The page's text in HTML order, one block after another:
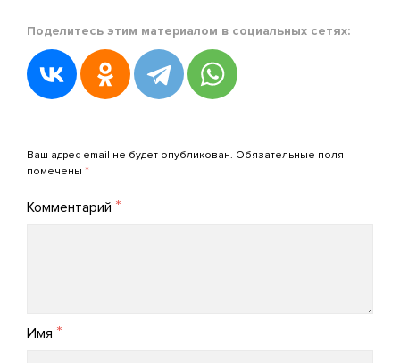
in
Новости
АРПО
Posted
by
Поделитесь этим материалом в социальных сетях:
Ваш адрес email не будет опубликован. Обязательные поля
помечены *
Комментарий *
Имя *